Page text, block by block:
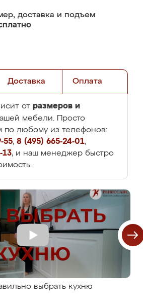
доставка и подъем
Доставка Оплата
от размеров и
мебели. Просто
по любому из телефонов:
55, 8 (495) 665-24-01,
13, и наш менеджер быстро
выбрать кухню